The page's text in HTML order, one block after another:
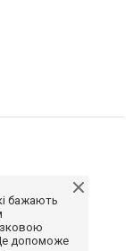
бажають
допоможе